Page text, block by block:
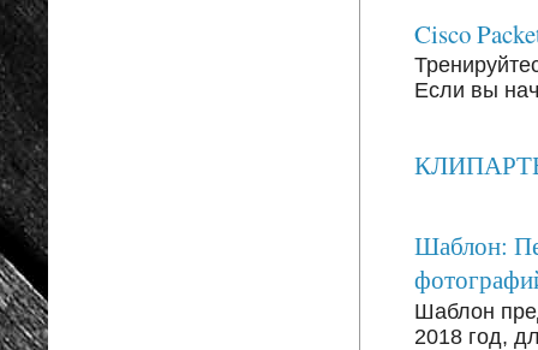
Cisco
Если вы
КЛИПАРТЫ:
Шаблон:
Шаблон
2018 год,